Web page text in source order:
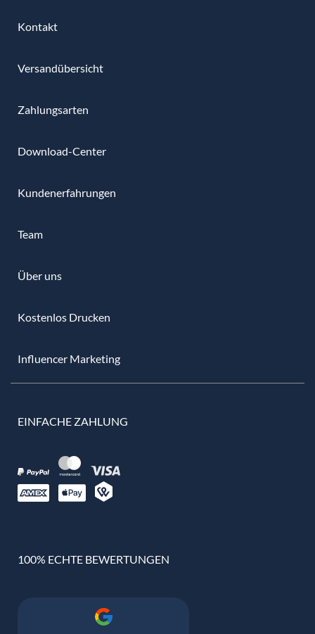
Kontakt
Versandübersicht
Zahlungsarten
Download-Center
Kundenerfahrungen
Team
Über uns
Kostenlos Drucken
Influencer Marketing
EINFACHE ZAHLUNG
100% ECHTE BEWERTUNGEN